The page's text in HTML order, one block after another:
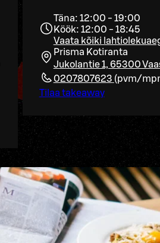
Täna: 12:00 - 19:00
Köök: 12:00 - 18:45
Vaata kõiki
Prisma Kotiranta
Jukolantie 1, 65300
0207807623 (pvm/
Tilaa takeaway